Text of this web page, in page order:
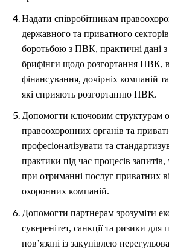
Надати співробітникам
державного та приватного
боротьбою з ПВК, практичні дані з
брифінги щодо розгортання ПВК,
фінансування, дочірніх компаній
які сприяють розгортанню ПВК.
Допомогти ключовим структурам
правоохоронних органів та
професіоналізувати та
практики під час процесів запитів,
при отриманні послуг приватних
охоронних компаній.
Допомогти партнерам зрозуміти
суверенітет, санкції та ризики для
пов’язані із закупівлею